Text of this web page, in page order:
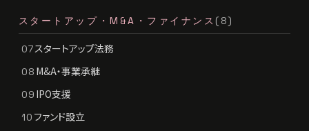
スタートアップ・M&A・ファイナンス (8)
07スタートアップ法務
08 M&A・事業承継
09 IPO支援
10 ファンド設立